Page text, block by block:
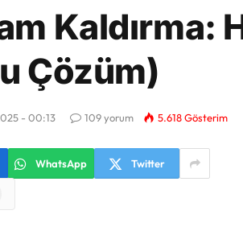
Kaldırma:
Çözüm)
- 00:13 109 yorum 5.618Gösterim
WhatsApp Twitter